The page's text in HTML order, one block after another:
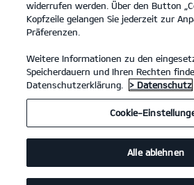
widerrufen werden. Über den Button
Kopfzeile gelangen Sie jederzeit zur
Präferenzen.
Weitere Informationen zu den
Speicherdauern und Ihren Rechten
Datenschutzerklärung.
> Datenschutz
Cookie-
Alle ablehnen